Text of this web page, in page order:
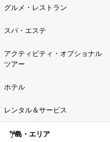
グルメ・レストラン
スパ・エステ
アクティビティ・オプショナル
ツアー
ホテル
レンタル＆サービス
島・エリア